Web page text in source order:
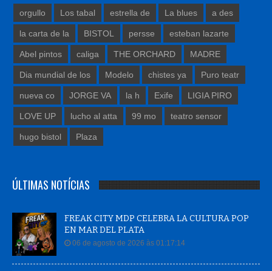
orgullo Los tabal estrella de La blues a des
la carta de la BISTOL persse esteban lazarte
Abel pintos caliga THE ORCHARD MADRE
Dia mundial de los Modelo chistes ya Puro teatr
nueva co JORGE VA la h Exife LIGIA PIRO
LOVE UP lucho al atta 99 mo teatro sensor
hugo bistol Plaza
ÚLTIMAS NOTÍCIAS
FREAK CITY MDP CELEBRA LA CULTURA POP
EN MAR DEL PLATA
06 de agosto de 2026 às 01:17:14